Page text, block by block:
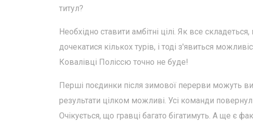
титул?
Необхідно ставити амбітні цілі. Як все
дочекатися кількох турів, і тоді з'явиться
Ковалівці Поліссю точно не буде!
Перші поєдинки після зимової перерви можуть
результати цілком можливі. Усі команди
Очікується, що гравці багато бігатимуть. А ще є